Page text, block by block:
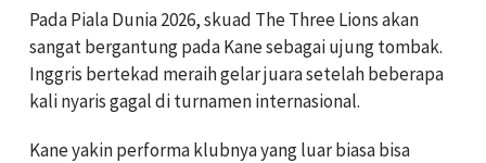
Pada Piala Dunia 2026, skuad The Three Lions akan
sangat bergantung pada Kane sebagai ujung tombak.
Inggris bertekad meraih gelar juara setelah beberapa
kali nyaris gagal di turnamen internasional.
Kane yakin performa klubnya yang luar biasa bisa